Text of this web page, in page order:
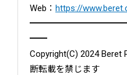
Web： https://
━━
Copyright(C) 2024 Beret
断転載を禁じます